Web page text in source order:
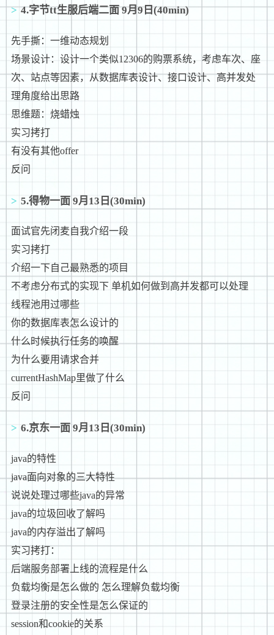
4.字节tt生服后端二面 9月9日(40min)
先手撕：一维动态规划
场景设计：设计一个类似12306的购票系统，考虑车次、座
次、站点等因素，从数据库表设计、接口设计、高并发处
理角度给出思路
思维题：烧蜡烛
实习拷打
有没有其他offer
反问
5.得物一面 9月13日(30min)
面试官先闭麦自我介绍一段
实习拷打
介绍一下自己最熟悉的项目
不考虑分布式的实现下 单机如何做到高并发都可以处理
线程池用过哪些
你的数据库表怎么设计的
什么时候执行任务的唤醒
为什么要用请求合并
currentHashMap里做了什么
反问
6.京东一面 9月13日(30min)
java的特性
java面向对象的三大特性
说说处理过哪些java的异常
java的垃圾回收了解吗
java的内存溢出了解吗
实习拷打：
后端服务部署上线的流程是什么
负载均衡是怎么做的 怎么理解负载均衡
登录注册的安全性是怎么保证的
session和cookie的关系